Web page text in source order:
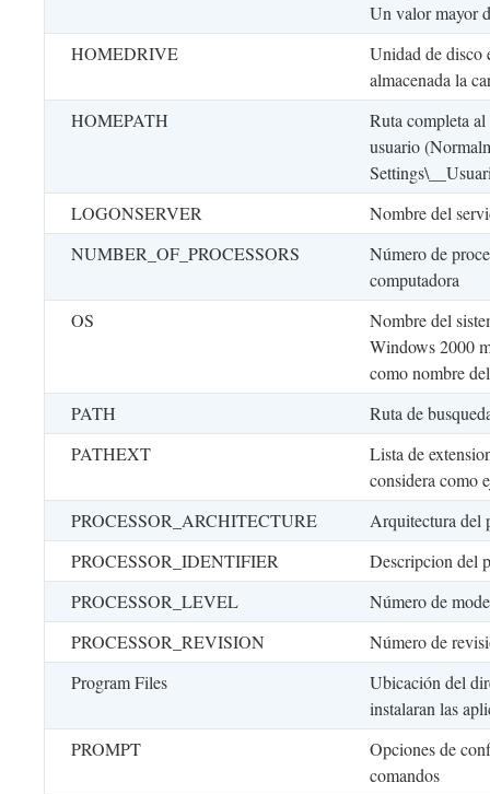
Un valor mayor
HOMEDRIVE
Unidad de disco
almacenada la
HOMEPATH
Ruta completa
usuario
LOGONSERVER
Nombre del
NUMBER_OF_PROCESSORS
Número de
computadora
OS
Nombre del
Windows 2000
como nombre
PATH
Ruta de
PATHEXT
Lista de
considera como
PROCESSOR_ARCHITECTURE
Arquitectura del
PROCESSOR_IDENTIFIER
Descripcion del
PROCESSOR_LEVEL
Número de
PROCESSOR_REVISION
Número de
Program Files
Ubicación del
instalaran las
PROMPT
Opciones de
comandos